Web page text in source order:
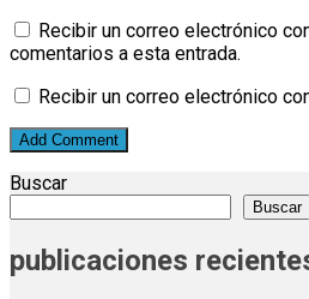
Recibir un correo electrónico
comentarios a esta entrada.
Recibir un correo electrónico
Buscar
Buscar
publicaciones